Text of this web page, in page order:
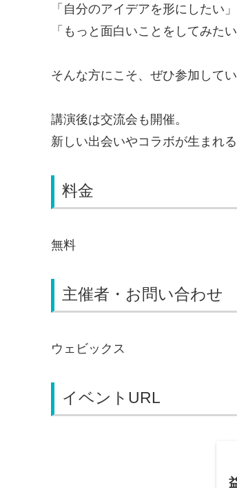
「自分のアイデアを形にしたい」
「もっと面白いことをしてみたい
そんな方にこそ、ぜひ参加して
講演後は交流会も開催。
新しい出会いやコラボが生まれ
料金
無料
主催者・お問い合わせ
ウェビックス
イベントURL